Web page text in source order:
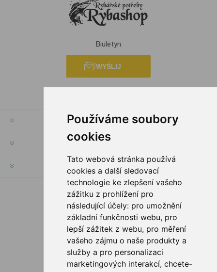
Používáme soubory
cookies
Tato webová stránka používá
cookies a další sledovací
technologie ke zlepšení vašeho
zážitku z prohlížení pro
následující účely: pro umožnění
základní funkčnosti webu, pro
lepší zážitek z webu, pro měření
vašeho zájmu o naše produkty a
služby a pro personalizaci
marketingových interakcí, chcete-
Biuletyn
WYŚLIJ
INFORMACJE
MOJE KONTO
SERWIS KLIENTA
PODĄŻAJ ZA NAMI
OPCJE PŁATNOŚCI